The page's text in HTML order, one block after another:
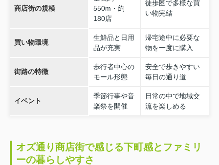
商店街の規模
550m・約
180店
徒歩圏で多様な買
い物完結
買い物環境
生鮮品と日用
品が充実
帰宅途中に必要な
物を一度に購入
街路の特徴
歩行者中心の
モール形態
安全で歩きやすい
毎日の通り道
イベント
季節行事や音
楽祭を開催
日常の中で地域交
流を楽しめる
オズ通り商店街で感じる下町感とファミリ
ーの暮らしやすさ